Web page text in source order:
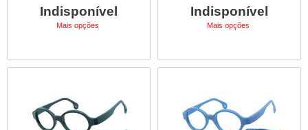
Indisponível
Mais opções
Indisponível
Mais opções